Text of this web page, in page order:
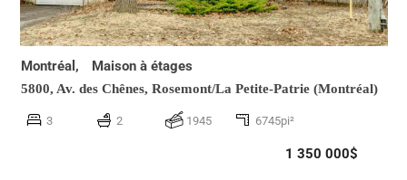
Montréal, Maison à étages
5800, Av. des Chênes, Rosemont/La Petite-Patrie (Montréal)
3 2 1945 6745pi²
1 350 000$